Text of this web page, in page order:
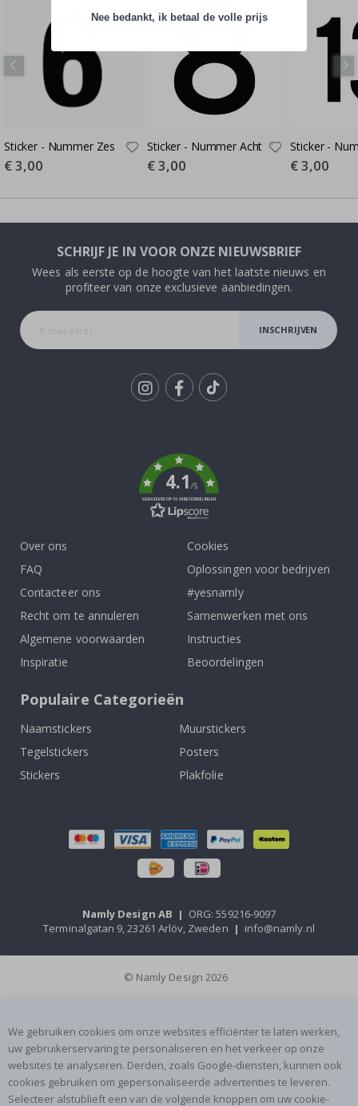
Sticker - Nummer Zes
Special
Price
€ 3,00
Sticker - Nummer Acht
Special
Price
€ 3,00
Sticker -
Special
Price
€ 3,00
SCHRIJF JE IN VOOR ONZE NIEUWSBRIEF
Wees als eerste op de hoogte van het laatste nieuws en
profiteer van onze exclusieve aanbiedingen.
INSCHRIJVEN
4.1/5
GEBASEERD OP 1024 BEOORDELINGEN
Over ons
FAQ
Contacteer ons
Recht om te annuleren
Algemene voorwaarden
Inspiratie
Cookies
Oplossingen voor bedrijven
#yesnamly
Samenwerken met ons
Instructies
Beoordelingen
Populaire Categorieën
Naamstickers
Muurstickers
Tegelstickers
Posters
Stickers
Plakfolie
Namly Design AB | ORG: 559216-9097
Terminalgatan 9, 23261 Arlöv, Zweden | info@namly.nl
© Namly Design 2026
We gebruiken cookies om onze websites efficiënter te laten werken,
uw gebruikerservaring te personaliseren en het verkeer op onze
websites te analyseren. Derden, zoals Google-diensten, kunnen ook
cookies gebruiken om gepersonaliseerde advertenties te leveren.
Selecteer alstublieft een van de volgende knoppen om uw cookie-
Nee bedankt, ik betaal de volle prijs